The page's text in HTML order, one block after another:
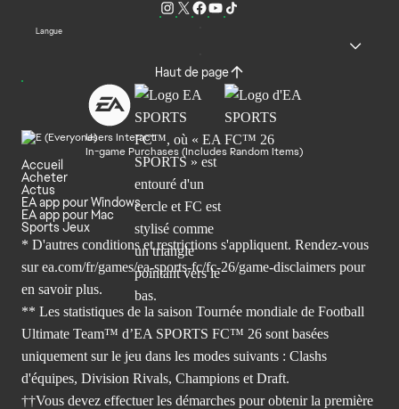
Langue
Haut de page
Users Interact
In-game Purchases (Includes Random Items)
Accueil
Acheter
Actus
EA app pour Windows
EA app pour Mac
Sports Jeux
* D'autres conditions et restrictions s'appliquent. Rendez-vous
sur ea.com/fr/games/ea-sports-fc/fc-26/game-disclaimers pour
en savoir plus.
** Les statistiques de la saison Tournée mondiale de Football
Ultimate Team™ d’EA SPORTS FC™ 26 sont basées
uniquement sur le jeu dans les modes suivants : Clashs
d'équipes, Division Rivals, Champions et Draft.
††Vous devez effectuer les démarches pour obtenir la première